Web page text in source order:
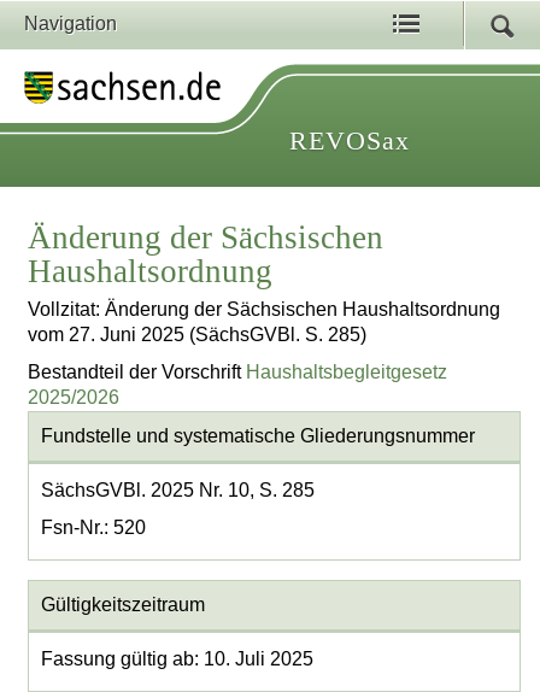
Navigation
REVOSax
Änderung der Sächsischen
Haushaltsordnung
Vollzitat: Änderung der Sächsischen Haushaltsordnung
vom 27. Juni 2025 (SächsGVBl. S. 285)
Bestandteil der Vorschrift Haushaltsbegleitgesetz
2025/2026
Fundstelle und systematische Gliederungsnummer
SächsGVBl. 2025 Nr. 10, S. 285
Fsn-Nr.: 520
Gültigkeitszeitraum
Fassung gültig ab: 10. Juli 2025